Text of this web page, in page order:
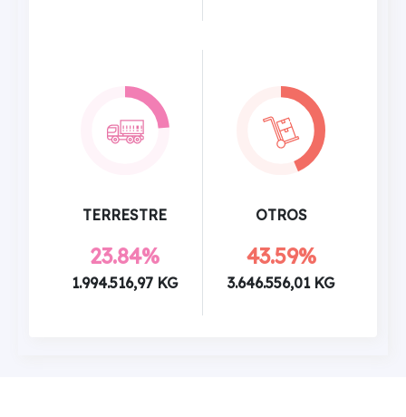
TERRESTRE
23.84%
1.994.516,97 KG
OTROS
43.59%
3.646.556,01 KG